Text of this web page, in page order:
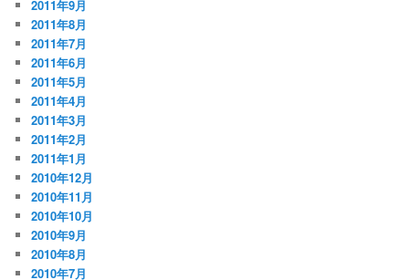
2011年9月
2011年8月
2011年7月
2011年6月
2011年5月
2011年4月
2011年3月
2011年2月
2011年1月
2010年12月
2010年11月
2010年10月
2010年9月
2010年8月
2010年7月